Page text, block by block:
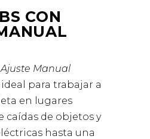
CON
Ajuste Manual
ideal para trabajar a
en lugares
caídas de objetos y
hasta una